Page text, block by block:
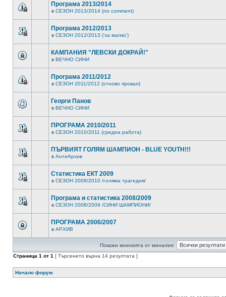
Програма 2013/2014
в СЕЗОН 2013/2014 (no comment)
Програма 2012/2013
в СЕЗОН 2012/2013 ('за малко')
КАМПАНИЯ "ЛЕВСКИ ДОКРАЙ!"
в ВЕЧНО СИНИ
Програма 2011/2012
в СЕЗОН 2011/2012 (отново провал)
Георги Панов
в ВЕЧНО СИНИ
ПРОГРАМА 2010/2011
в СЕЗОН 2010/2011 (средна работа)
ПЪРВИЯТ ГОЛЯМ ШАМПИОН - BLUE YOUTH!!!
в АнтиАрхив
Статистика ЕКТ 2009
в СЕЗОН 2009/2010 /голяма трагедия/
Програма и статистика 2008/2009
в СЕЗОН 2008/2009 /СИНИ ШАМПИОНИ/
ПРОГРАМА 2006/2007
в АРХИВ
Покажи мненията от миналия:
Страница 1 от 1 [ Търсенето върна 14 резултата ]
Начало форум